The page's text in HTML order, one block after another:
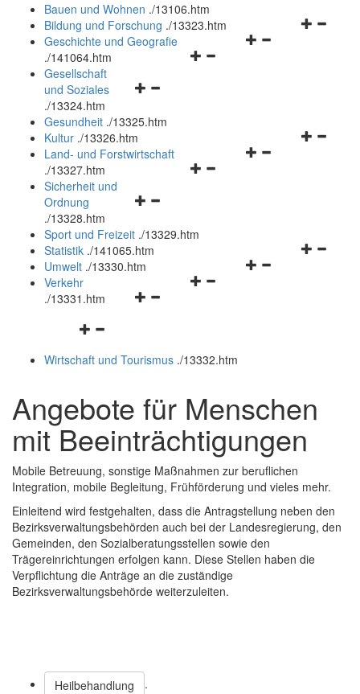
Bauen und Wohnen ./13106.htm
Navigationsmenü
Bildung und Forschung ./13323.htm
Navigationsmenü
Geschichte und Geografie
./141064.htm
Navigationsmenü
und
schließen
Gesellschaft
und Soziales
./13324.htm
Gesundheit ./13325.htm
Navigationsmenü
Kultur ./13326.htm
Navigationsmenü
Land- und Forstwirtschaft
./13327.htm
Navigationsmenü
und
schließen
Sicherheit und
Ordnung
./13328.htm
Sport und Freizeit ./13329.htm
Navigationsmenü
Statistik ./141065.htm
Navigationsmenü
Umwelt ./13330.htm
Navigationsmenü
Verkehr
./13331.htm
Navigationsmenü
und
Wirtschaft und Tourismus ./13332.htm
Angebote für Menschen
mit Beeinträchtigungen
Mobile Betreuung, sonstige Maßnahmen zur beruflichen
Integration, mobile Begleitung, Frühförderung und vieles mehr.
Einleitend wird festgehalten, dass die Antragstellung neben den
Bezirksverwaltungsbehörden auch bei der Landesregierung, den
Gemeinden, den Sozialberatungsstellen sowie den
Trägereinrichtungen erfolgen kann. Diese Stellen haben die
Verpflichtung die Anträge an die zuständige
Bezirksverwaltungsbehörde weiterzuleiten.
Heilbehandlung
.